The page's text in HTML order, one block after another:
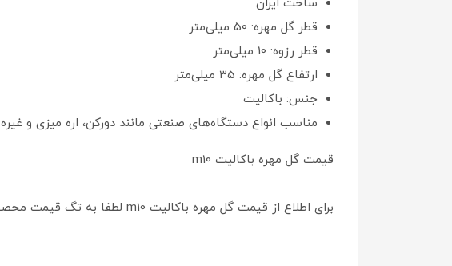
ساخت ایران
قطر گل مهره: 50 میلی‌متر
قطر رزوه: 10 میلی‌متر
ارتفاع گل مهره: 35 میلی‌متر
جنس: باکالیت
مناسب انواع دستگاه‌های صنعتی مانند دورکن، اره میزی و غیره
قیمت گل مهره باکالیت m10
برای اطلاع از قیمت گل مهره باکالیت m10 لطفا به تگ قیمت محصول مراجعه فرمایید